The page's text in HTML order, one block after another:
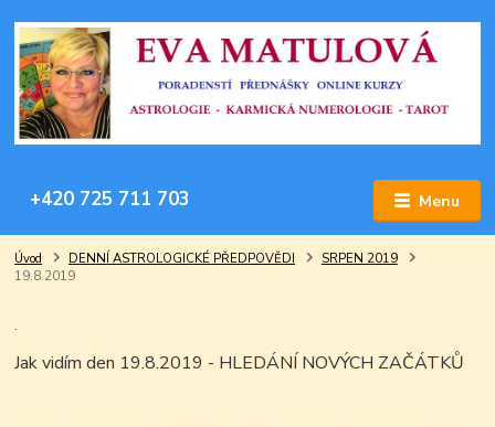
Menu
+420 725 711 703
Úvod DENNÍ ASTROLOGICKÉ PŘEDPOVĚDI
SRPEN 2019
19.8.2019
.
Jak vidím den 19.8.2019 - HLEDÁNÍ NOVÝCH ZAČÁTKŮ